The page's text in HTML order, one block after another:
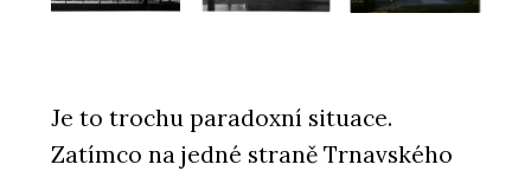
Je to trochu paradoxní situace.
Zatímco na jedné straně Trnavského